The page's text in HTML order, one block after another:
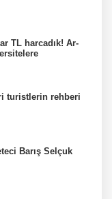
TL harcadık! Ar-
turistlerin rehberi
Barış Selçuk